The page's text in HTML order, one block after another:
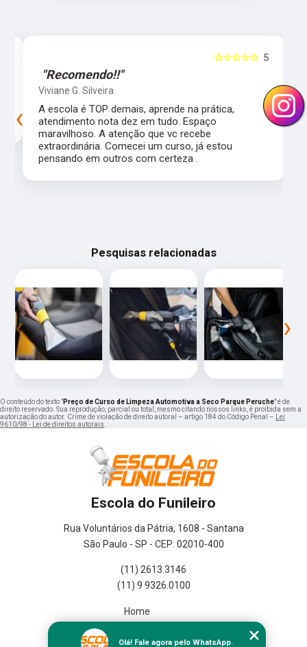
5
☆☆☆☆☆
"Recomendo!!"
Viviane G. Silveira
A escola é TOP demais, aprende na prática,
atendimento nota dez em tudo. Espaço
maravilhoso. A atenção que vc recebe
extraordinária. Comecei um curso, já estou
pensando em outros com certeza .
‹ ›
Pesquisas relacionadas
‹ ›
O conteúdo do texto "Preço de Curso de Limpeza Automotiva a Seco Parque Peruche" é de
direito reservado. Sua reprodução, parcial ou total, mesmo citando nossos links, é proibida sem a
autorização do autor. Crime de violação de direito autoral – artigo 184 do Código Penal –
Lei
9610/98 - Lei de direitos autorais
Escola do Funileiro
Rua Voluntários da Pátria, 1608 - Santana
São Paulo - SP - CEP: 02010-400
(11) 2613.3146
(11) 9 9326.0100
Home
Missão
Olá! Fale agora pelo WhatsApp.